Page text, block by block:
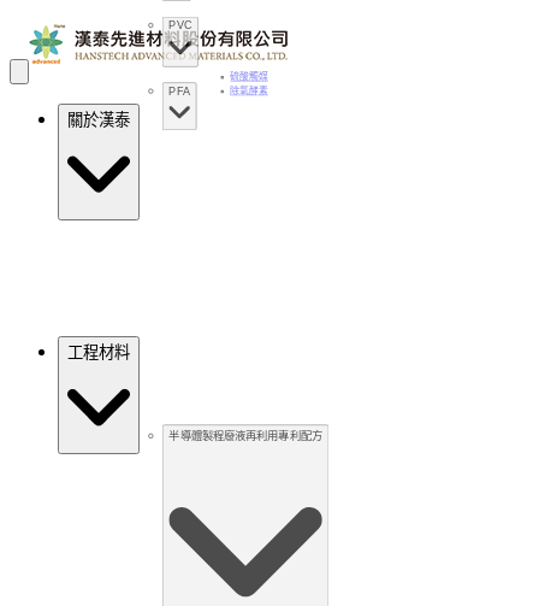
關於漢泰
工程材料
PVC
PFA
半導體製程廢液再利用專利配方
硫酸觸媒
除氧酵素